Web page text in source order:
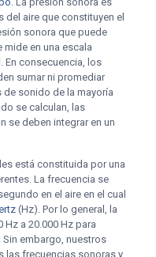
aire que constituyen el
sonora que puede
en una escala
. En consecuencia, los
sumar ni promediar
de sonido de la mayoría
se calculan, las
se deben integrar en un
está constituida por una
La frecuencia se
en el aire en el cual
(Hz). Por lo general, la
a 20.000 Hz para
embargo, nuestros
las frecuencias sonoras y,